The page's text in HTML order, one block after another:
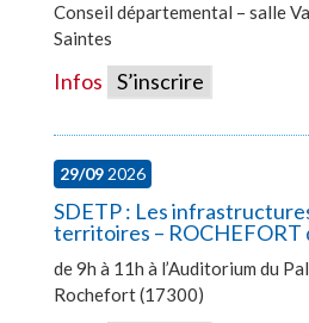
Conseil départemental – salle
Saintes
Infos S’inscrire
29/092026
SDETP : Les
territoires – ROCHEFORT
de 9h à 11h à l’Auditorium du
Rochefort (17300)